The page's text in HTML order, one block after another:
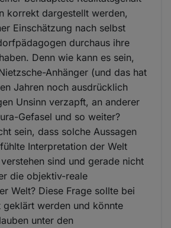
korrekt dargestellt werden,
Einschätzung nach selbst
durchaus ihre
Denn wie kann es sein,
Anhänger (und das hat
Jahren noch ausdrücklich
Unsinn verzapft, an anderer
Gefasel und so weiter?
sein, dass solche Aussagen
Interpretation der Welt
sind und gerade nicht
die objektiv-reale
Welt? Diese Frage sollte bei
werden und könnte
unter den